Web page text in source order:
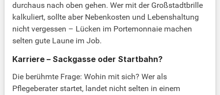
durchaus nach oben gehen. Wer mit der Großstadtbrille
kalkuliert, sollte aber Nebenkosten und Lebenshaltung
nicht vergessen – Lücken im Portemonnaie machen
selten gute Laune im Job.
Karriere – Sackgasse oder Startbahn?
Die berühmte Frage: Wohin mit sich? Wer als
Pflegeberater startet, landet nicht selten in einem